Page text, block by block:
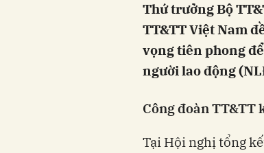
Thứ trưởng Bộ
TT&TT Việt Nam
vọng tiên phong
người lao động
Công đoàn TT&TT
Tại Hội nghị tổng